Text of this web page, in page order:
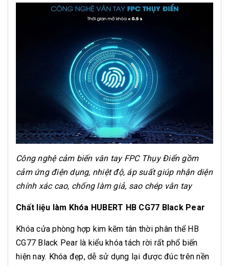
Công nghệ cảm biến vân tay FPC Thụy Điển gồm
cảm ứng điện dụng, nhiệt độ, áp suất giúp nhận diện
chính xác cao, chống làm giả, sao chép vân tay
Chất liệu làm Khóa HUBERT HB CG77 Black Pear
Khóa cửa phòng hợp kim kẽm tân thời phân thể HB
CG77 Black Pear là kiểu khóa tách rời rất phổ biến
hiện nay. Khóa đẹp, dễ sử dụng lại được đúc trên nền